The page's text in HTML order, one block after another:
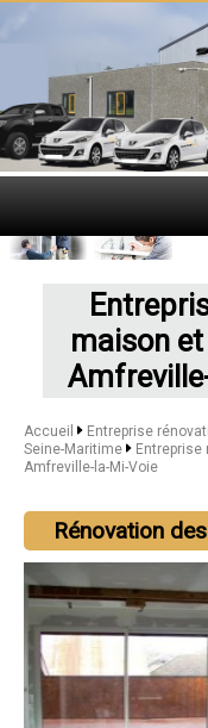
maison
Accueil
Entreprise
Seine-Maritime
Entreprise
Amfreville-la-Mi-Voie
Rénovation